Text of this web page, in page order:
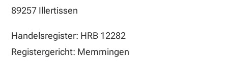
89257 Illertissen
Handelsregister: HRB 12282
Registergericht: Memmingen